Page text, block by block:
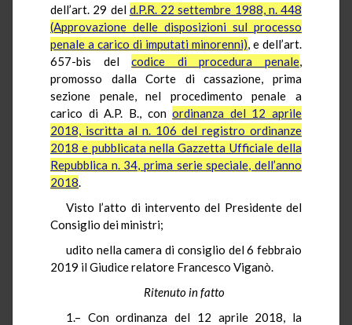
dell’art. 29 del d.P.R. 22 settembre 1988, n. 448
(Approvazione delle disposizioni sul processo
penale a carico di imputati minorenni), e dell’art.
657-bis delcodice di procedura penale,
promosso dalla Corte di cassazione, prima
sezione penale, nel procedimento penale a
carico di A.P. B., conordinanza del 12 aprile
2018, iscritta al n. 106 del registro ordinanze
2018 e pubblicata nella Gazzetta Ufficiale della
Repubblica n. 34, prima serie speciale, dell’anno
2018.
Visto l’atto di intervento del Presidente del
Consiglio dei ministri;
udito nella camera di consiglio del 6 febbraio
2019 il Giudice relatore Francesco Viganò.
Ritenuto in fatto
1.– Con ordinanza del 12 aprile 2018, la